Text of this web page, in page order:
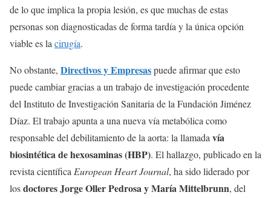
de lo que implica la propia lesión, es que muchas de estas
personas son diagnosticadas de forma tardía y la única opción
viable es la cirugía.
No obstante, Directivos y Empresaspuede afirmar que esto
puede cambiar gracias a un trabajo de investigación procedente
del Instituto de Investigación Sanitaria de la Fundación Jiménez
Díaz. El trabajo apunta a una nueva vía metabólica como
responsable del debilitamiento de la aorta: la llamada vía
biosintética de hexosaminas (HBP). El hallazgo, publicado en la
revista científica European Heart Journal, ha sido liderado por
losdoctores Jorge Oller Pedrosa y María Mittelbrunn, del